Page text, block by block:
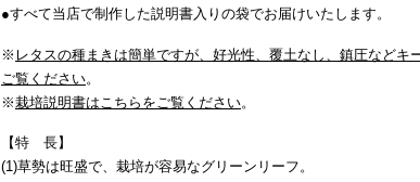
●すべて当店で制作した説明書入りの袋でお届けいたします。
※ レタスの種まきは簡単ですが、好光性、覆土なし、鎮圧などキ
ご覧ください。
※栽培説明書はこちらをご覧ください。
【特 長】
(1)草勢は旺盛で、栽培が容易なグリーンリーフ。